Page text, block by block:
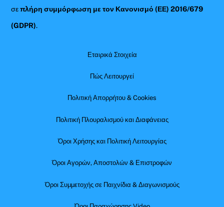
σεπλήρη συμμόρφωση με τον Κανονισμό (ΕΕ) 2016/679
(GDPR).
Εταιρικά Στοιχεία
Πώς Λειτουργεί
Πολιτική Απορρήτου & Cookies
Πολιτική Πλουραλισμού και Διαφάνειας
Όροι Χρήσης και Πολιτική Λειτουργίας
Όροι Αγορών, Αποστολών & Επιστροφών
Όροι Συμμετοχής σε Παιχνίδια & Διαγωνισμούς